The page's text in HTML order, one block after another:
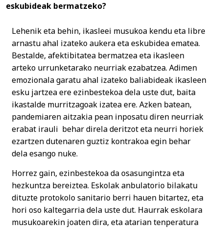
eskubideak bermatzeko?
Lehenik eta behin, ikasleei musukoa kendu eta libre
arnastu ahal izateko aukera eta eskubidea ematea.
Bestalde, afektibitatea bermatzea eta ikasleen
arteko urrunketarako neurriak ezabatzea. Adimen
emozionala garatu ahal izateko baliabideak ikasleen
esku jartzea ere ezinbestekoa dela uste dut, baita
ikastalde murritzagoak izatea ere. Azken batean,
pandemiaren aitzakia pean inposatu diren neurriak
erabat irauli behar direla deritzot eta neurri horiek
ezartzen dutenaren guztiz kontrakoa egin behar
dela esango nuke.
Horrez gain, ezinbestekoa da osasungintza eta
hezkuntza bereiztea. Eskolak anbulatorio bilakatu
dituzte protokolo sanitario berri hauen bitartez, eta
hori oso kaltegarria dela uste dut. Haurrak eskolara
musukoarekin joaten dira, eta atarian tenperatura